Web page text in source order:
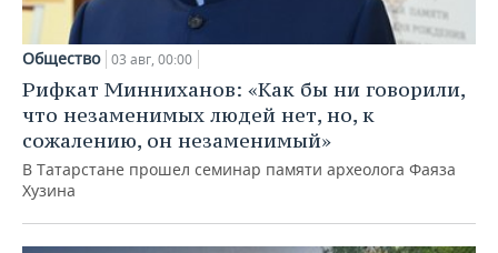
Общество 03 авг, 00:00
Рифкат Минниханов: «Как бы ни говорили,
что незаменимых людей нет, но, к
сожалению, он незаменимый»
В Татарстане прошел семинар памяти археолога Фаяза
Хузина